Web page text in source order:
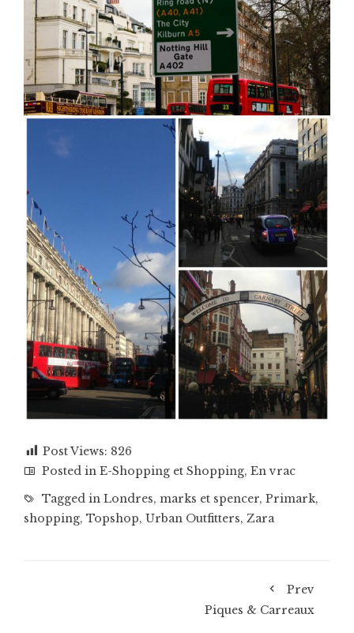
Post Views: 826
Posted in E-Shopping et Shopping, En vrac
Tagged in Londres, marks et spencer, Primark,
shopping, Topshop, Urban Outfitters, Zara
Prev
Piques & Carreaux